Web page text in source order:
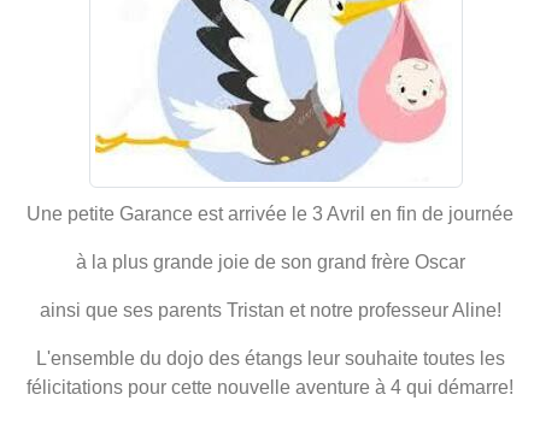
Une petite Garance est arrivée le 3 Avril en fin de journée
à la plus grande joie de son grand frère Oscar
ainsi que ses parents Tristan et notre professeur Aline!
L'ensemble du dojo des étangs leur souhaite toutes les
félicitations pour cette nouvelle aventure à 4 qui démarre!